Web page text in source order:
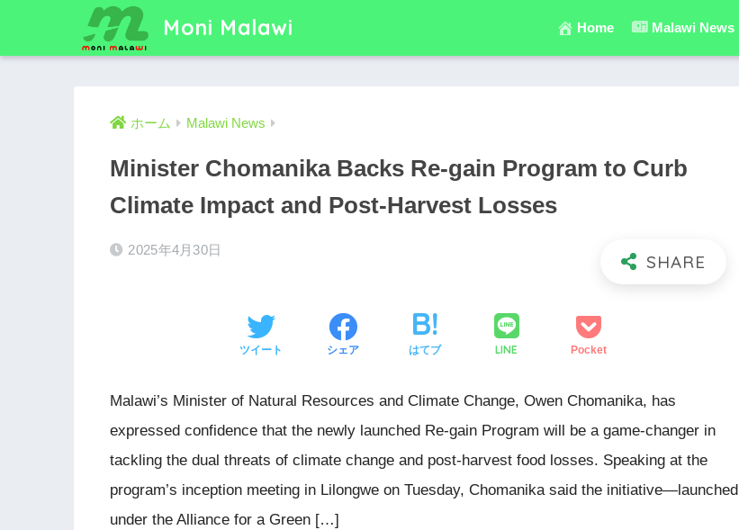
Moni Malawi Home Malawi News
ホーム Malawi News
Minister Chomanika Backs Re-gain Program to Curb
Climate Impact and Post-Harvest Losses
2025年4月30日
ツイート シェア はてブ LINE Pocket
Malawi’s Minister of Natural Resources and Climate Change, Owen Chomanika, has
expressed confidence that the newly launched Re-gain Program will be a game-changer in
tackling the dual threats of climate change and post-harvest food losses. Speaking at the
program’s inception meeting in Lilongwe on Tuesday, Chomanika said the initiative—launched
under the Alliance for a Green […]